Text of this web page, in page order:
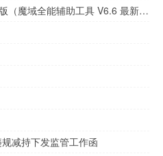
魔域全能辅助工具 V6.6 最新版（魔域全能辅助工具 V6.6 最新版功能简介）
减持下发监管工作函